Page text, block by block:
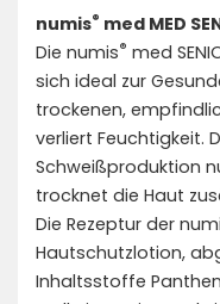
numis® med MED
Die numis® med
sich ideal zur
trockenen,
verliert Feuchtigkeit.
Schweißproduktion
trocknet die Haut
Die Rezeptur der
Hautschutzlotion,
Inhaltsstoffe